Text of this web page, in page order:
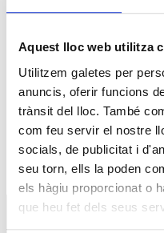
Aquest lloc web utilitza
Utilitzem galetes per
anuncis, oferir funcions
trànsit del lloc. També
com feu servir el nostre
socials, de publicitat i
seu torn, ells la poden
els hàgiu proporcionat o
que heu fet dels seus
Lleida
17 setembre @10:00
Esdeveniment:
29 setembre @09:00
30 setembre @18:30
SERVEIS